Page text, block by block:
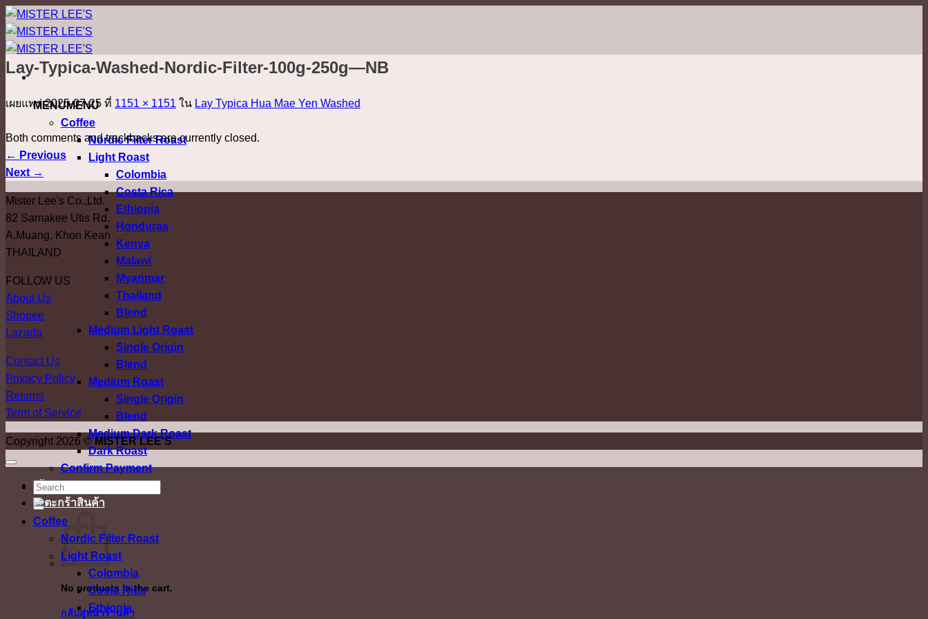
ข้าม
ไป
ยัง
เนื้อหา
MENUMENU
Coffee
Nordic Filter Roast
Light Roast
Colombia
Costa Rica
Ethiopia
Honduras
Kenya
Malawi
Myanmar
Thailand
Blend
Medium Light Roast
Single Origin
Blend
Medium Roast
Single Origin
Blend
Medium Dark Roast
Dark Roast
Confirm Payment
เข้าสู่ระบบ
No products in the cart.
กลับสู่หน้าร้านค้า
Lay-Typica-Washed-Nordic-Filter-100g-250g—NB
เผยแพร่2025-07-25 ที่ 1151 × 1151 ใน Lay Typica Hua Mae Yen Washed
Both comments and trackbacks are currently closed.
← Previous
Next →
Mister Lee's Co.,Ltd.
82 Samakee Utis Rd.
A.Muang, Khon Kean
THAILAND
FOLLOW US
About Us
Shopee
Lazada
Contact Us
Privacy Policy
Returns
Term of Service
Copyright 2026 ©MISTER LEE'S
ค้นหา:
Coffee
Nordic Filter Roast
Light Roast
Colombia
Costa Rica
Ethiopia